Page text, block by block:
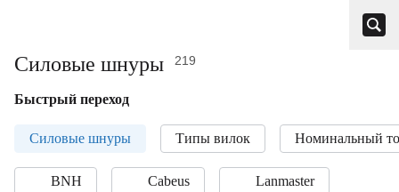
Силовые шнуры 219
Быстрый переход
Силовые шнуры Типы вилок Номинальный
BNH Cabeus Lanmaster